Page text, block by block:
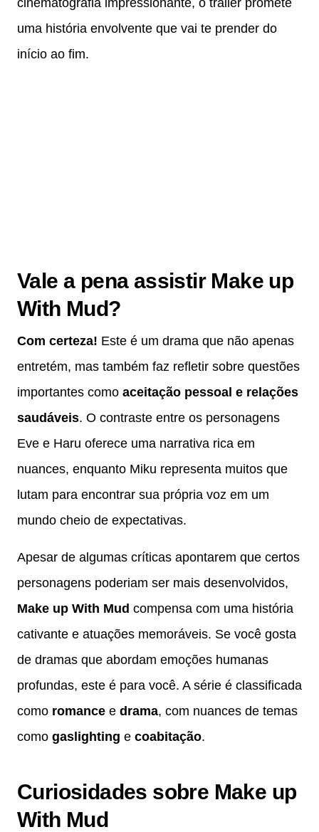
uma história envolvente que vai te prender do
início ao fim.
Vale a pena assistir Make up
With Mud?
Com certeza! Este é um drama que não apenas
entretém, mas também faz refletir sobre questões
importantes como aceitação pessoal e relações
saudáveis. O contraste entre os personagens
Eve e Haru oferece uma narrativa rica em
nuances, enquanto Miku representa muitos que
lutam para encontrar sua própria voz em um
mundo cheio de expectativas.
Apesar de algumas críticas apontarem que certos
personagens poderiam ser mais desenvolvidos,
Make up With Mud compensa com uma história
cativante e atuações memoráveis. Se você gosta
de dramas que abordam emoções humanas
profundas, este é para você. A série é classificada
como romance e drama, com nuances de temas
como gaslighting e coabitação.
Curiosidades sobre Make up
With Mud